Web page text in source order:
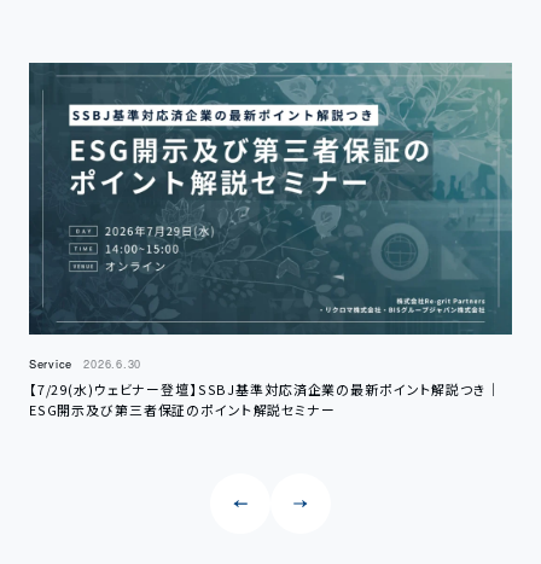
Service 2026.6.30
【7/29(水)ウェビナー登壇】SSBJ基準対応済企業の最新ポイント解説つき｜
ESG開示及び第三者保証のポイント解説セミナー